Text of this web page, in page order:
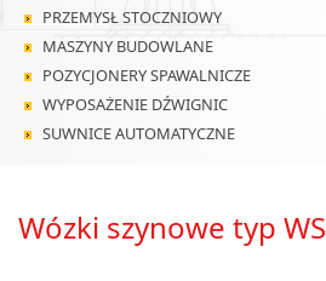
PRZEMYSŁ STOCZNIOWY
MASZYNY BUDOWLANE
POZYCJONERY SPAWALNICZE
WYPOSAŻENIE DŹWIGNIC
SUWNICE AUTOMATYCZNE
Wózki szynowe typ WS